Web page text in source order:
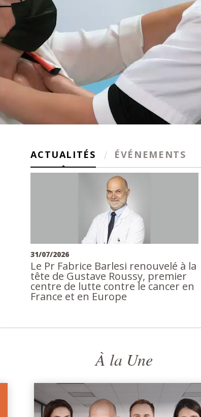
ACTUALITÉS ÉVÉNEMENTS
31/07/2026
Le Pr Fabrice Barlesi renouvelé à la
tête de Gustave Roussy, premier
centre de lutte contre le cancer en
France et en Europe
À la Une